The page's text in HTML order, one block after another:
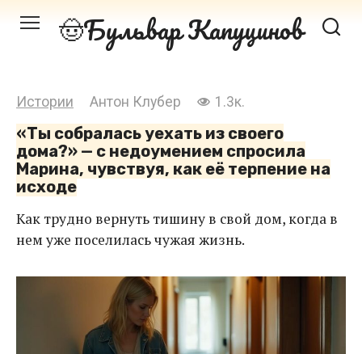
Перейти Бульвар Капуцинов
Истории Антон Клубер 1.3к.
«Ты собралась уехать из своего
дома?» — с недоумением спросила
Марина, чувствуя, как её терпение на
исходе
Как трудно вернуть тишину в свой дом, когда в
нем уже поселилась чужая жизнь.